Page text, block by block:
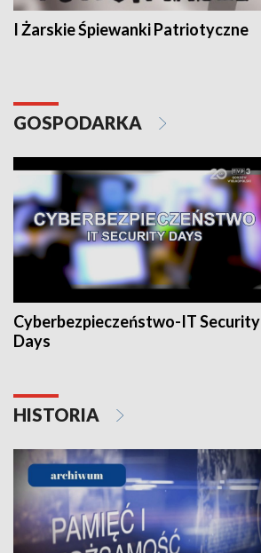
I Żarskie Śpiewanki Patriotyczne
GOSPODARKA
Cyberbezpieczeństwo-IT Security
Days
HISTORIA